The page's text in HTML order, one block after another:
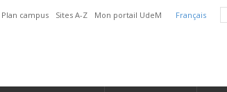
Français
Plan campus Sites A-Z Mon portail UdeM